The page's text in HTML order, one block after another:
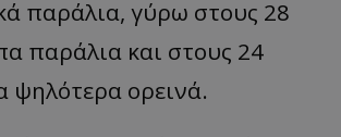
παράλια, γύρω στους 28
παράλια και στους 24
ψηλότερα ορεινά.